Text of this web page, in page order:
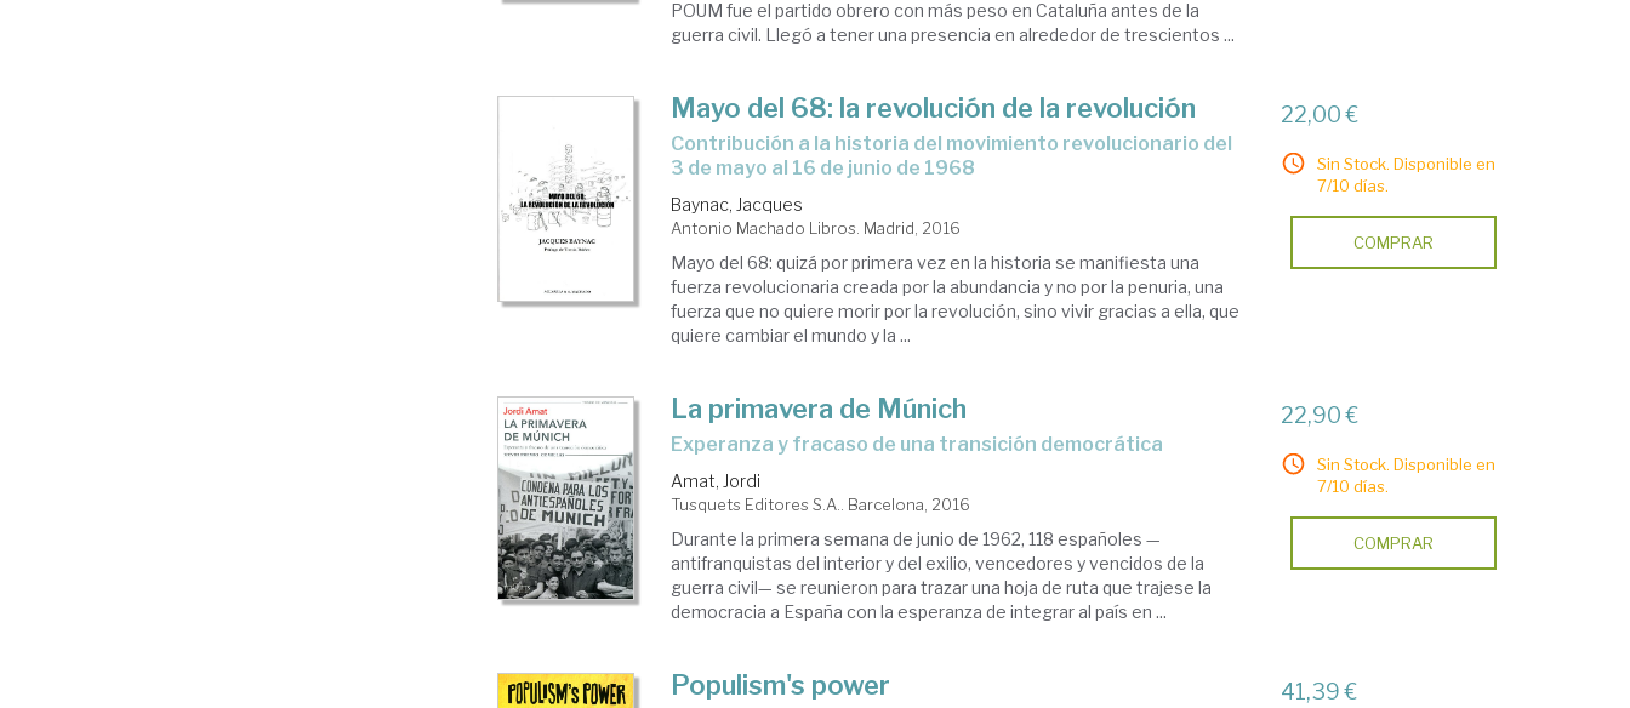
POUM fue el partido obrero con más peso en Cataluña antes de la
guerra civil. Llegó a tener una presencia en alrededor de trescientos ...
Mayo del 68: la revolución de la revolución
Contribución a la historia del movimiento revolucionario del
3 de mayo al 16 de junio de 1968
Baynac, Jacques
Antonio Machado Libros. Madrid, 2016
Mayo del 68: quizá por primera vez en la historia se manifiesta una
fuerza revolucionaria creada por la abundancia y no por la penuria, una
fuerza que no quiere morir por la revolución, sino vivir gracias a ella, que
quiere cambiar el mundo y la ...
22,00 €
Sin Stock. Disponible en
7/10 días.
COMPRAR
La primavera de Múnich
experanza y fracaso de una transición democrática
Amat, Jordi
Tusquets Editores S.A.. Barcelona, 2016
Durante la primera semana de junio de 1962, 118 españoles —
antifranquistas del interior y del exilio, vencedores y vencidos de la
guerra civil— se reunieron para trazar una hoja de ruta que trajese la
democracia a España con la esperanza de integrar al país en ...
22,90 €
Sin Stock. Disponible en
7/10 días.
COMPRAR
Populism's power 41,39 €